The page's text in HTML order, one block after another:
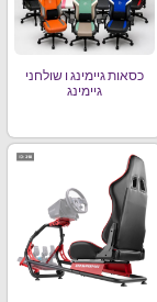
כסאות גיימינג ו שולחני
גיימינג